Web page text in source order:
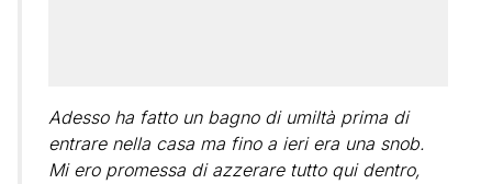
Adesso ha fatto un bagno di umiltà prima di
entrare nella casa ma fino a ieri era una snob.
Mi ero promessa di azzerare tutto qui dentro,